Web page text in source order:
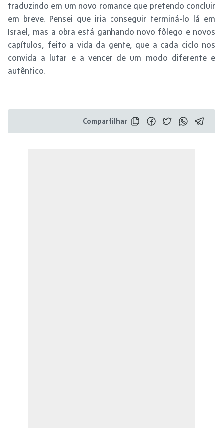
traduzindo em um novo romance que pretendo concluir
em breve. Pensei que iria conseguir terminá-lo lá em
Israel, mas a obra está ganhando novo fôlego e novos
capítulos, feito a vida da gente, que a cada ciclo nos
convida a lutar e a vencer de um modo diferente e
autêntico.
Compartilhar